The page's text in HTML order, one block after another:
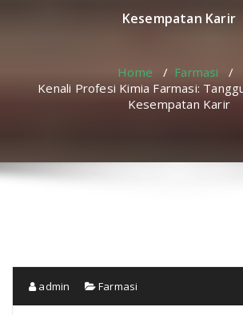
Kesempatan Karir
Home / Farmasi /
Kenali Profesi Kimia Farmasi:
Kesempatan Karir
admin Farmasi